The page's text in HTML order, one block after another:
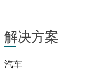
解决方案
汽车